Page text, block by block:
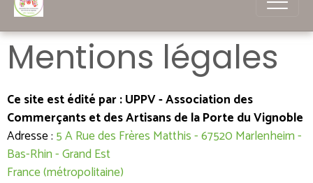
Mentions légales
Ce site est édité par : UPPV - Association des
Commerçants et des Artisans de la Porte du Vignoble
Adresse : 5 A Rue des Frères Matthis - 67520 Marlenheim -
Bas-Rhin - Grand Est
France (métropolitaine)